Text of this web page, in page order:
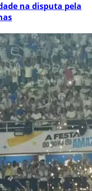
na disputa pela